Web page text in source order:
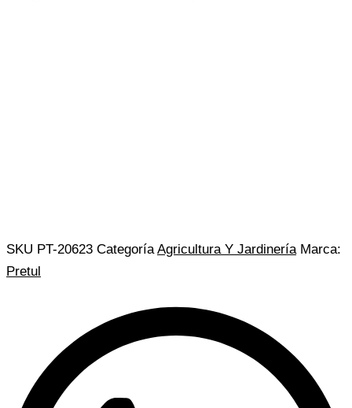
SKU PT-20623 Categoría Agricultura Y Jardinería Marca:
Pretul